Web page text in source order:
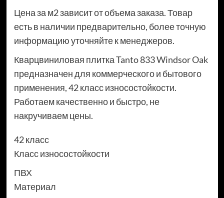
Цена за м2 зависит от объема заказа. Товар
есть в наличии предварительно, более точную
информацию уточняйте к менеджеров.
Кварцвиниловая плитка Tanto 833 Windsor Oak
предназначен для коммерческого и бытового
применения, 42 класс износостойкости.
Работаем качественно и быстро, не
накручиваем цены.
42 класс
Класс износостойкости
ПВХ
Материал